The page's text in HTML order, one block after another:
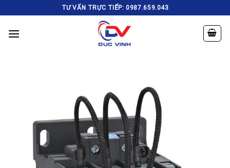
to
content
TƯ VẤN TRỰC TIẾP: 0987.659.043